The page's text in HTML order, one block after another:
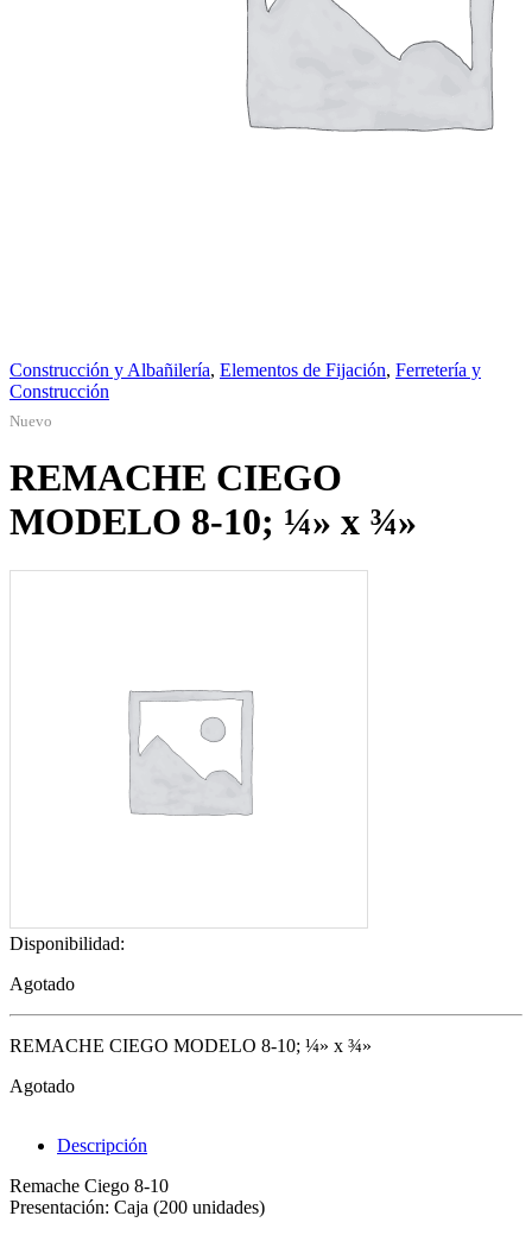
Construcción y Albañilería, Elementos de Fijación, Ferretería y
Construcción
Nuevo
REMACHE CIEGO
MODELO 8-10; ¼» x ¾»
Disponibilidad:
Agotado
REMACHE CIEGO MODELO 8-10; ¼» x ¾»
Agotado
Descripción
Remache Ciego 8-10
Presentación: Caja (200 unidades)